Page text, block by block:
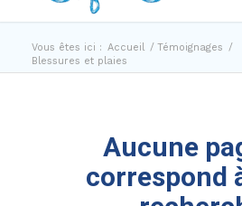
Vous êtes ici : Accueil / Témoignages /
Blessures et plaies
Aucune
correspond